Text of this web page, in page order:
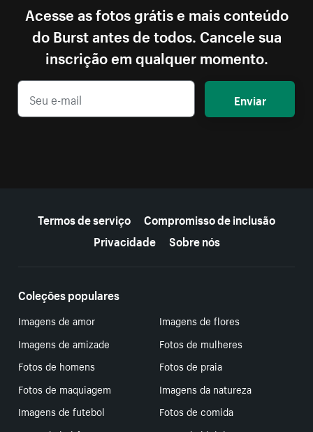
Acesse as fotos grátis e mais conteúdo
do Burst antes de todos. Cancele sua
inscrição em qualquer momento.
Enviar
Termos de serviço
Compromisso de inclusão
Privacidade
Sobre nós
Coleções populares
Imagens de amor
Imagens de flores
Imagens de amizade
Fotos de mulheres
Fotos de homens
Fotos de praia
Fotos de maquiagem
Imagens da natureza
Imagens de futebol
Fotos de comida